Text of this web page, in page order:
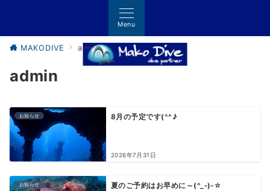
Menu
MAKODIVE admin
admin
お知らせ 8月の予定です(^^♪
2026年7月31日
お知らせ 夏のご予約はお早めに～(^_-)-☆